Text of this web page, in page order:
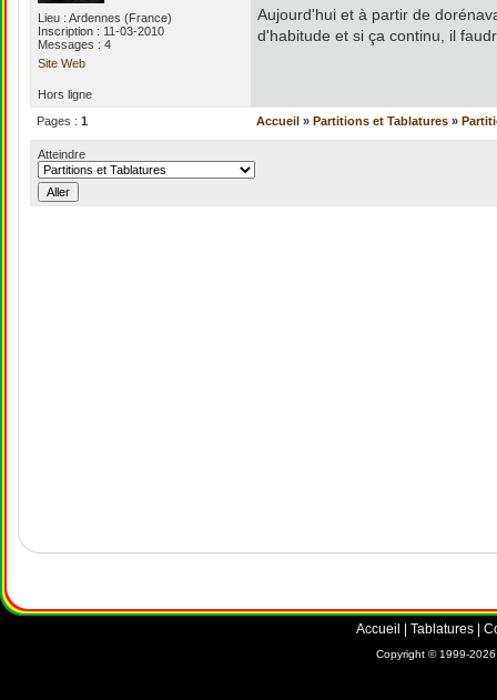
Lieu : Ardennes (France)
Inscription : 11-03-2010
Messages : 4
Site Web
Aujourd'hui et à partir de
d'habitude et si ça continu, il
Hors ligne
Pages : 1 Accueil » Partitions et Tablatures »
Atteindre
Accueil Tablatures
Copyright © 1999-